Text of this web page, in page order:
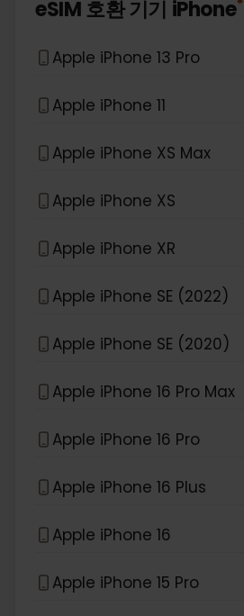
eSIM 호환 기기 iPhone
Apple iPhone 13 Pro
Apple iPhone 11
Apple iPhone XS Max
Apple iPhone XS
Apple iPhone XR
Apple iPhone SE (2022)
Apple iPhone SE (2020)
Apple iPhone 16 Pro Max
Apple iPhone 16 Pro
Apple iPhone 16 Plus
Apple iPhone 16
Apple iPhone 15 Pro